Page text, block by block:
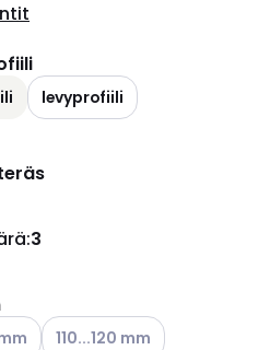
levyprofiili
:3
vaihtoehdotolevat vaihtoehdot
Katso käytettävissä olevat
110...120 mm